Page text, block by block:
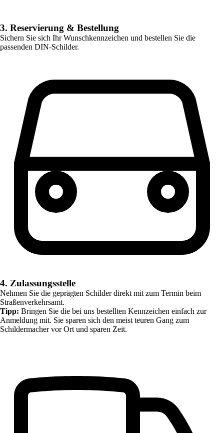
3. Reservierung & Bestellung
Sichern Sie sich Ihr Wunschkennzeichen und bestellen Sie die
passenden DIN-Schilder.
4. Zulassungsstelle
Nehmen Sie die geprägten Schilder direkt mit zum Termin beim
Straßenverkehrsamt.
Tipp: Bringen Sie die bei uns bestellten Kennzeichen einfach zur
Anmeldung mit. Sie sparen sich den meist teuren Gang zum
Schildermacher vor Ort und sparen Zeit.